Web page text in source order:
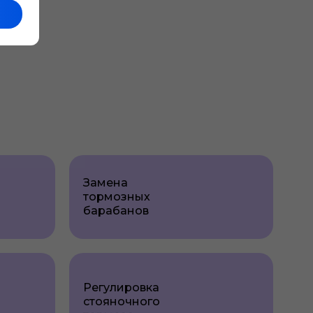
Замена
тормозных
барабанов
Регулировка
стояночного